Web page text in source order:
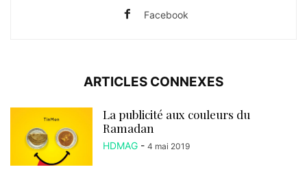
Facebook
ARTICLES CONNEXES
La publicité aux couleurs du
Ramadan
HDMAG - 4 mai 2019